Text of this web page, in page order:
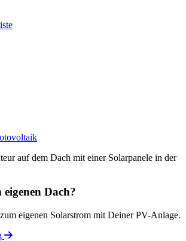
Dach?
eigenen Solarstrom mit Deiner PV-Anlage.